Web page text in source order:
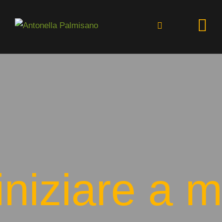
BIOGRAFIA
a